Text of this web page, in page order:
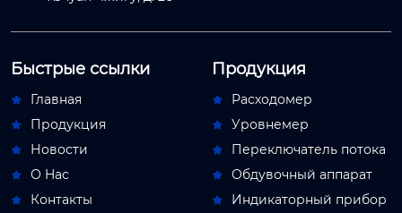
Быстрые ссылки
 Главная
 Продукция
 Новости
 О Hас
 Контакты
Продукция
 Расходомер
 Уровнемер
 Переключатель потока
 Обдувочный аппарат
 Индикаторный прибор